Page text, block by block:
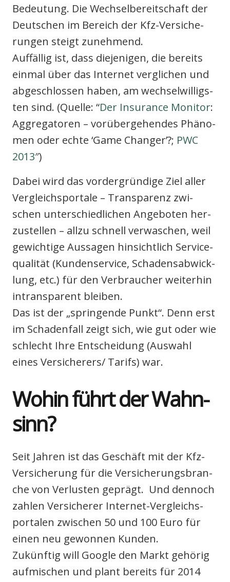
Bedeu­tung. Die Wech­sel­be­reit­schaft der
Deut­schen im Bereich der Kfz-Ver­si­che­
run­gen steigt zuneh­mend.
Auf­fäl­lig ist, dass die­je­ni­gen, die bereits
ein­mal über das Inter­net ver­gli­chen und
abge­schlos­sen haben, am wech­sel­wil­ligs­
ten sind. (Quel­le: “Der Insu­rance Moni­tor:
Aggre­ga­to­ren – vor­über­ge­hen­des Phä­no­
men oder ech­te ‘Game Chan­ger’?; PWC
2013″)
Dabei wird das vor­der­grün­di­ge Ziel aller
Ver­gleichs­por­ta­le – Trans­pa­renz zwi­
schen unter­schied­li­chen Ange­bo­ten her­
zu­stel­len – all­zu schnell ver­wa­schen, weil
gewich­ti­ge Aus­sa­gen hin­sicht­lich Ser­vice­
qua­li­tät (Kun­den­ser­vice, Scha­dens­ab­wick­
lung, etc.) für den Ver­brau­cher wei­ter­hin
intrans­pa­rent blei­ben.
Das ist der „sprin­gen­de Punkt“. Denn erst
im Scha­den­fall zeigt sich, wie gut oder wie
schlecht Ihre Ent­schei­dung (Aus­wahl
eines Versicherers/ Tarifs) war.
Wohin führt der Wahn­
sinn?
Seit Jah­ren ist das Geschäft mit der Kfz-
Ver­si­che­rung für die Ver­si­che­rungs­bran­
che von Ver­lus­ten geprägt. Und den­noch
zah­len Ver­si­che­rer Inter­net-Ver­gleichs­
por­ta­len zwi­schen 50 und 100 Euro für
einen neu gewon­nen Kun­den.
Zukünf­tig will Goog­le den Markt gehö­rig
auf­mi­schen und plant bereits für 2014